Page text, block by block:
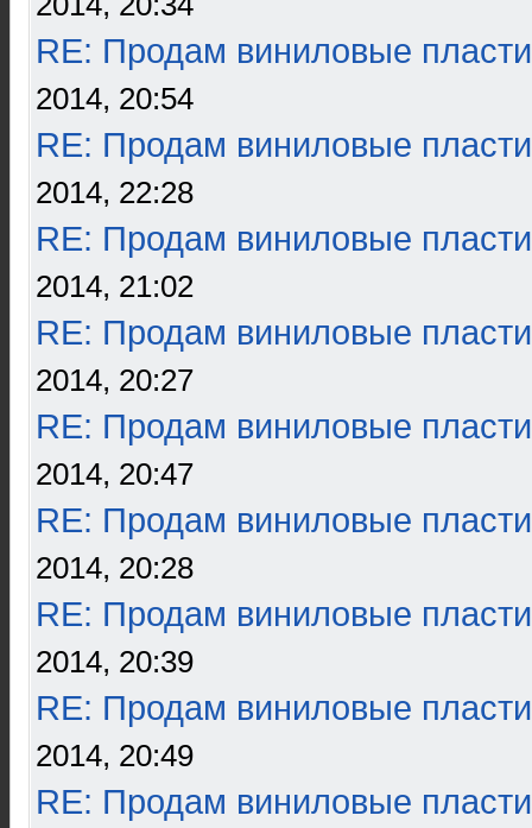
RE: Продам виниловые
2014, 20:54
RE: Продам виниловые
2014, 22:28
RE: Продам виниловые
2014, 21:02
RE: Продам виниловые
2014, 20:27
RE: Продам виниловые
2014, 20:47
RE: Продам виниловые
2014, 20:28
RE: Продам виниловые
2014, 20:39
RE: Продам виниловые
2014, 20:49
RE: Продам виниловые